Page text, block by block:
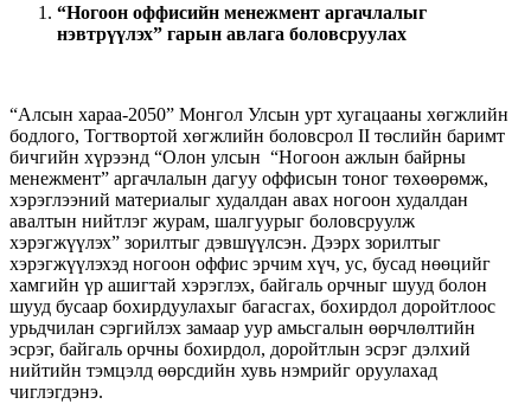
“Ногоон оффисийн менежмент аргачлалыг
нэвтрүүлэх” гарын авлага боловсруулах
“Алсын хараа-2050” Монгол Улсын урт хугацааны хөгжлийн
бодлого, Тогтвортой хөгжлийн боловсрол II төслийн баримт
бичгийн хүрээнд “Олон улсын “Ногоон ажлын байрны
менежмент” аргачлалын дагуу оффисын тоног төхөөрөмж,
хэрэглээний материалыг худалдан авах ногоон худалдан
авалтын нийтлэг журам, шалгуурыг боловсруулж
хэрэгжүүлэх” зорилтыг дэвшүүлсэн. Дээрх зорилтыг
хэрэгжүүлэхэд ногоон оффис эрчим хүч, ус, бусад нөөцийг
хамгийн үр ашигтай хэрэглэх, байгаль орчныг шууд болон
шууд бусаар бохирдуулахыг багасгах, бохирдол доройтлоос
урьдчилан сэргийлэх замаар уур амьсгалын өөрчлөлтийн
эсрэг, байгаль орчны бохирдол, доройтлын эсрэг дэлхий
нийтийн тэмцэлд өөрсдийн хувь нэмрийг оруулахад
чиглэгдэнэ.